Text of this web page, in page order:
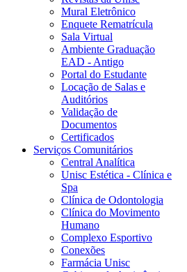
Mural Eletrônico
Enquete Rematrícula
Sala Virtual
Ambiente Graduação
EAD - Antigo
Portal do Estudante
Locação de Salas e
Auditórios
Validação de
Documentos
Certificados
Serviços Comunitários
Central Analítica
Unisc Estética - Clínica e
Spa
Clínica de Odontologia
Clínica do Movimento
Humano
Complexo Esportivo
Conexões
Farmácia Unisc